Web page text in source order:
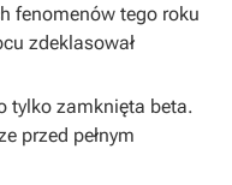
fenomenów tego roku
zdeklasował
tylko zamknięta beta.
przed pełnym